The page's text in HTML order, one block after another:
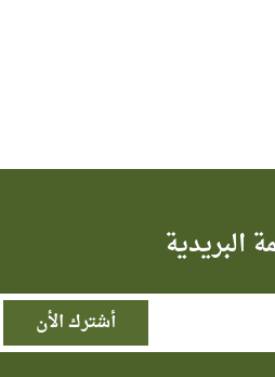
البريدية